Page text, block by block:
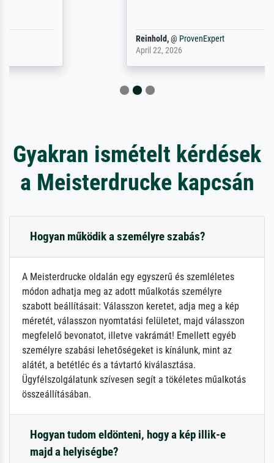
ProvenExpert
Gyakran ismételt kérdések
a Meisterdrucke kapcsán
Hogyan működik a személyre szabás?
A Meisterdrucke oldalán egy egyszerű és szemléletes
módon adhatja meg az adott műalkotás személyre
szabott beállításait: Válasszon keretet, adja meg a kép
méretét, válasszon nyomtatási felületet, majd válasszon
megfelelő bevonatot, illetve vakrámát! Emellett egyéb
személyre szabási lehetőségeket is kínálunk, mint az
alátét, a betétléc és a távtartó kiválasztása.
Ügyfélszolgálatunk szívesen segít a tökéletes műalkotás
összeállításában.
Hogyan tudom eldönteni, hogy a kép illik-e
majd a helyiségbe?